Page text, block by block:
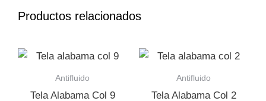
Productos relacionados
Antifluido
Tela Alabama Col 9
Antifluido
Tela Alabama Col 2